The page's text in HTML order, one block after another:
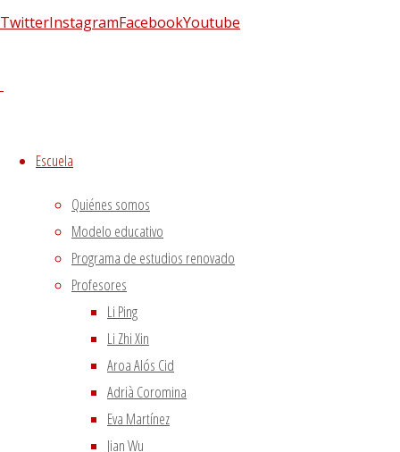
TwitterInstagramFacebookYoutube
Escuela
Quiénes somos
Modelo educativo
Programa de estudios renovado
Profesores
Li Ping
Li Zhi Xin
Aroa Alós Cid
Adrià Coromina
Eva Martínez
Jian Wu
Tweets sobre liping_mtc
externo
Escuela de acupuntura y medicina tradicional china
|
Aviso Legal|
Política de privacidad
Volver arriba
InstagramFacebook
Utilizamos cookies propias
y de terceros para proporcionarte una mejor experiencia